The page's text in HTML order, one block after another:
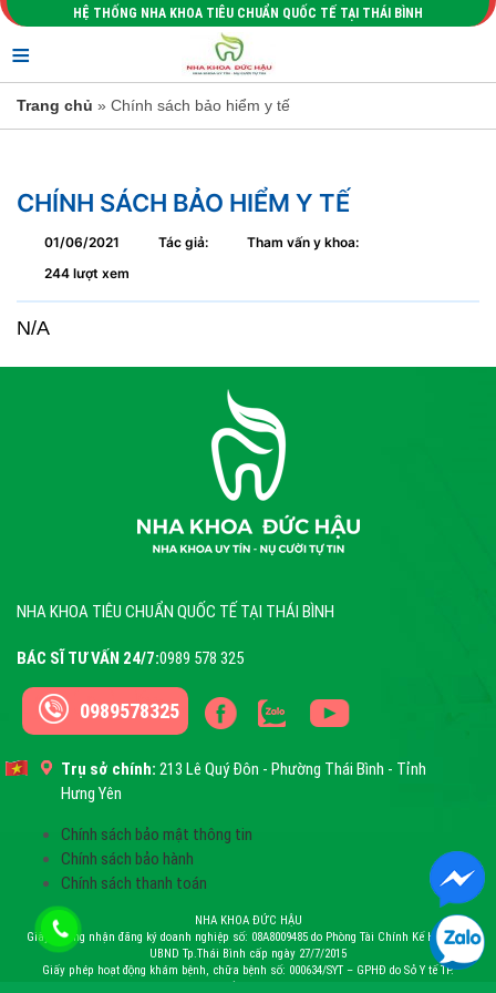
HỆ THỐNG NHA KHOA TIÊU CHUẨN QUỐC TẾ TẠI THÁI BÌNH
≡
Trang chủ » Chính sách bảo hiểm y tế
CHÍNH SÁCH BẢO HIỂM Y TẾ
01/06/2021 Tác giả:
Tham vấn y khoa:
244 lượt xem
N/A
NHA KHOA TIÊU CHUẨN QUỐC TẾ TẠI THÁI BÌNH
BÁC SĨ TƯ VẤN 24/7:0989 578 325
0989578325
Trụ sở chính: 213 Lê Quý Đôn - Phường Thái Bình - Tỉnh
Hưng Yên
Chính sách bảo mật thông tin
Chính sách bảo hành
Chính sách thanh toán
NHA KHOA ĐỨC HẬU
Giấy chứng nhận đăng ký doanh nghiệp số: 08A8009485 do Phòng Tài Chính Kế Hoạch –
UBND Tp.Thái Bình cấp ngày 27/7/2015
Giấy phép hoạt động khám bệnh, chữa bệnh số: 000634/SYT – GPHĐ do Sở Y tế TP.
Thái Bình cấp ngày 26/12/2016